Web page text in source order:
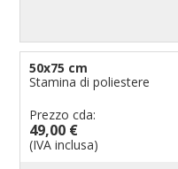
50x75 cm
Stamina di poliestere
Prezzo cda:
49,00 €
(IVA inclusa)